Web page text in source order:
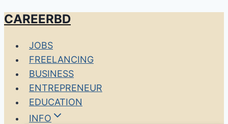
Skip
content
CAREERBD
JOBS
FREELANCING
BUSINESS
ENTREPRENEUR
EDUCATION
INFO